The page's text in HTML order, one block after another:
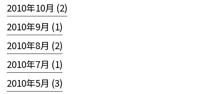
2010年10月 (2)
2010年9月 (1)
2010年8月 (2)
2010年7月 (1)
2010年5月 (3)